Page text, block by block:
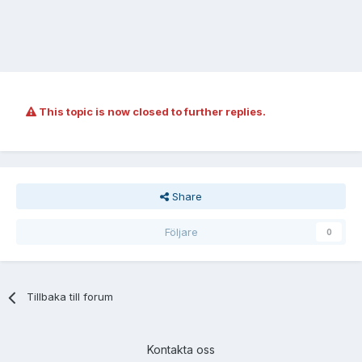
This topic is now closed to further replies.
Share
Följare 0
Tillbaka till forum
Kontakta oss